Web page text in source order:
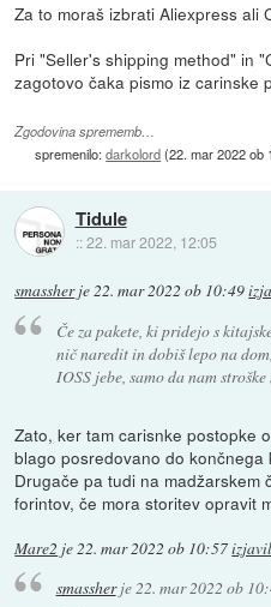
Za to moraš izbrati Aliexpress ali
Pri "Seller's shipping method" in
zagotovo čaka pismo iz carinske
Zgodovina sprememb…
spremenilo:darkolord(22. mar 2022 ob
Tidule
::22. mar 2022, 12:05
smassherje22. mar 2022 ob 10:49
Če za pakete, ki pridejo s
nič naredit in dobiš lepo na
IOSS jebe, samo da nam
Zato, ker tam carisnke postopke
blago posredovano do
Drugače pa tudi na madžarskem
forintov, če mora storitev opravit
Mare2 je22. mar 2022 ob 10:57
smassherje22. mar 2022 ob